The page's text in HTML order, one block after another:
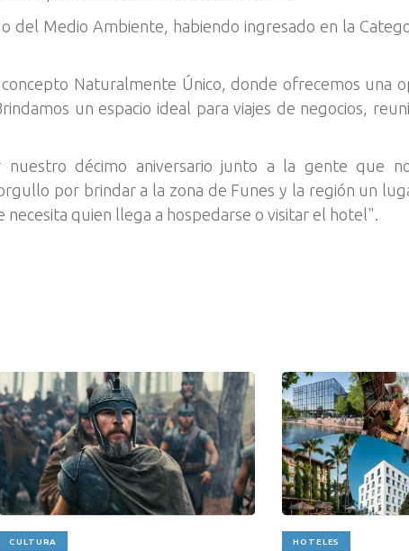
Medio Ambiente, habiendo ingresado en la
Naturalmente Único, donde ofrecemos una
un espacio ideal para viajes de negocios,
nuestro décimo aniversario junto a la gente que
por brindar a la zona de Funes y la región un
quien llega a hospedarse o visitar el hotel".
CULTURA HOTELES